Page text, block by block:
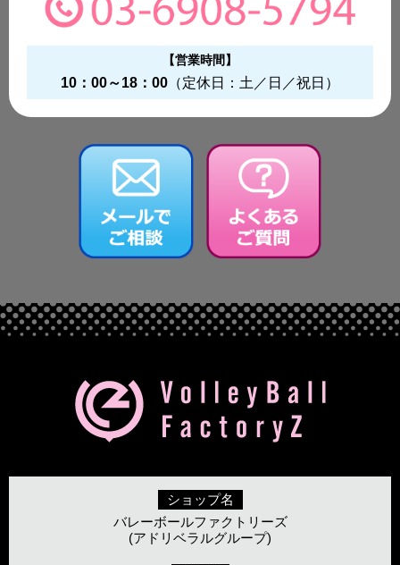
【営業時間】
10：00～18：00 （定休日：土／日／祝日）
ショップ名
バレーボールファクトリーズ
(アドリベラルグループ)